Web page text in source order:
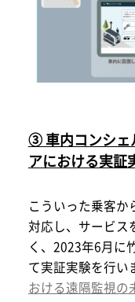
③ 車内コンシェ
アにおける実証
こういった乗客か
対応し、サービス
く、2023年6月に
て実証実験を行い
おける遠隔監視の